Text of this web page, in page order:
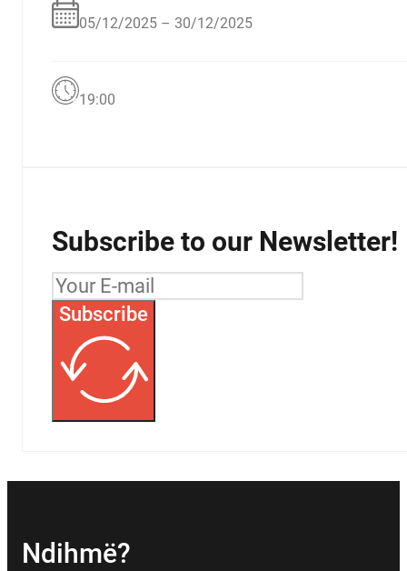
05/12/2025 – 30/12/2025
19:00
Subscribe to our Newsletter!
Subscribe
Ndihmë?